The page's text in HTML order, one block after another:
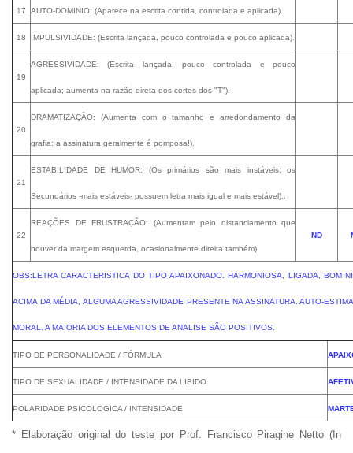
17 AUTO-DOMINIO: (Aparece na escrita contida, controlada e aplicada).
18 IMPULSIVIDADE: (Escrita lançada, pouco controlada e pouco aplicada).
19
AGRESSIVIDADE: (Escrita lançada, pouco controlada e pouco
aplicada; aumenta na razão direta dos cortes dos "T").
20
DRAMATIZAÇÃO: (Aumenta com o tamanho e arredondamento da
grafia: a assinatura geralmente é pomposa!).
21
ESTABILIDADE DE HUMOR: (Os primários são mais instáveis; os
Secundários -mais estáveis- possuem letra mais igual e mais estável)..
22
REAÇÕES DE FRUSTRAÇÃO: (Aumentam pelo distanciamento que
houver da margem esquerda, ocasionalmente direita também).
ND
OBS:LETRA CARACTERISTICA DO TIPO APAIXONADO. HARMONIOSA, LIGADA, BOM
ACIMA DA MÉDIA, ALGUMA AGRESSIVIDADE PRESENTE NA ASSINATURA. AUTO-
MORAL. A MAIORIA DOS ELEMENTOS DE ANALISE SÃO POSITIVOS.
TIPO DE PERSONALIDADE / FÓRMULA
TIPO DE SEXUALIDADE / INTENSIDADE DA LIBIDO
POLARIDADE PSICOLOGICA / INTENSIDADE
* Elaboração original do teste por Prof. Francisco Piragine Netto (In